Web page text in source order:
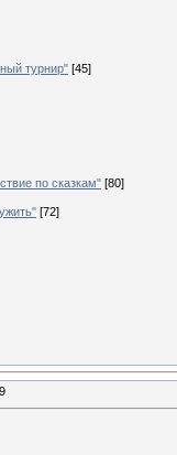
турнир" [45]
по сказкам" [80]
[72]